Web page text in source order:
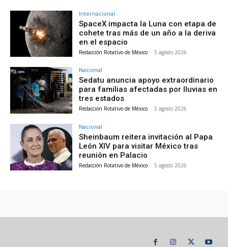
Internacional
SpaceX impacta la Luna con etapa de
cohete tras más de un año a la deriva
en el espacio
Redacción Rotativo de México - 5 agosto 2026
Nacional
Sedatu anuncia apoyo extraordinario
para familias afectadas por lluvias en
tres estados
Redacción Rotativo de México - 5 agosto 2026
Nacional
Sheinbaum reitera invitación al Papa
León XIV para visitar México tras
reunión en Palacio
Redacción Rotativo de México - 5 agosto 2026